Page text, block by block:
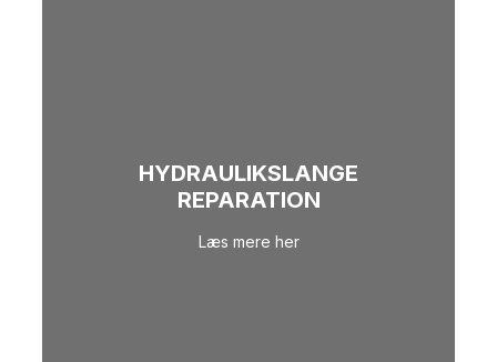
HYDRAULIKSLANGE
REPARATION
Læs mere her